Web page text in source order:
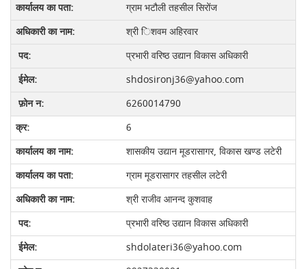
ग्राम भटौली तहसील सिरोंज
श्री ि‍शवम अहिरवार
प्रभारी वरिष्‍ठ उद्यान विकास अधिकारी
shdosironj36@yahoo.com
6260014790
6
शासकीय उद्यान मूडरासागर, विकास खण्ड लटेरी
ग्राम मूडरासागर तहसील लटेरी
श्री राजीव आनन्‍द कुशवाह
प्रभारी वरिष्‍ठ उद्यान विकास अधिकारी
shdolateri36@yahoo.com